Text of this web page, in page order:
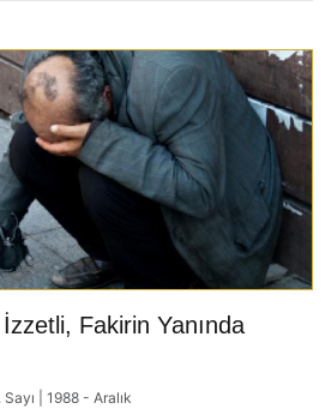
Fakirin Yanında
Sayı | 1988 - Aralık